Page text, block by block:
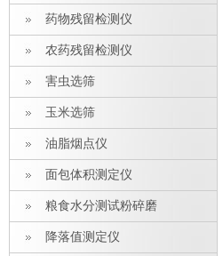
药物残留检测仪
农药残留检测仪
害虫选筛
玉米选筛
油脂烟点仪
面包体积测定仪
粮食水分测试粉碎磨
降落值测定仪